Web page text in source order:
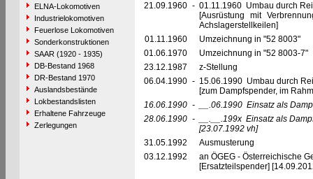
ELNA-Lokomotiven
Industrielokomotiven
Feuerlose Lokomotiven
Sonderkonstruktionen
SAAR (1920 - 1935)
DB-Bestand 1968
DR-Bestand 1970
Auslandsbestände
Lokbestandslisten
Erhaltene Fahrzeuge
Zerlegungen
21.09.1960 - 01.11.1960 Umbau durch
[Ausrüstung mit
Achslagerstellkeilen]
01.11.1960
Umzeichnung in "52 8003"
01.06.1970
Umzeichnung in "52 8003-7"
23.12.1987
z-Stellung
06.04.1990 - 15.06.1990 Umbau durch
[zum Dampfspender, im
16.06.1990 - __.06.1990 Einsatz als
28.06.1990 - __.__.199x Einsatz als
[23.07.1992 vh]
31.05.1992
Ausmusterung
03.12.1992
an ÖGEG - Österreichische
[Ersatzteilspender]